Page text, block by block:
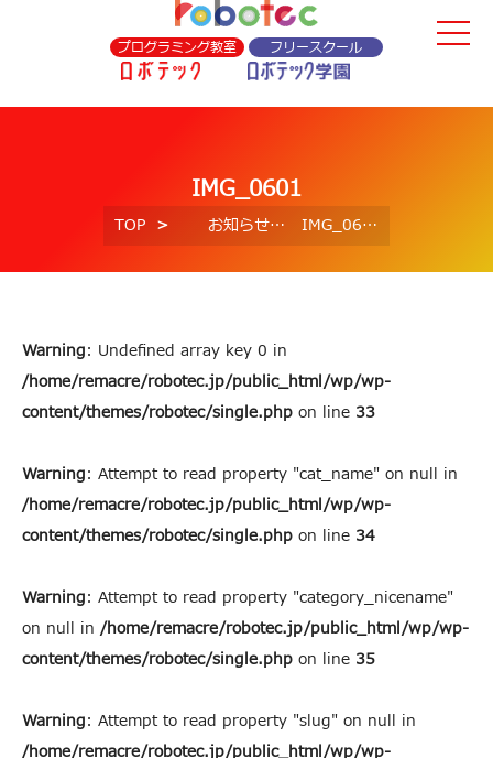
プログラミング教室 フリースクール
IMG_0601
TOP お知らせ IMG_0601
Warning: Undefined array key 0 in
/home/remacre/robotec.jp/public_html/wp/wp-
content/themes/robotec/single.php on line 33
Warning: Attempt to read property "cat_name" on null in
/home/remacre/robotec.jp/public_html/wp/wp-
content/themes/robotec/single.php on line 34
Warning: Attempt to read property "category_nicename"
on null in /home/remacre/robotec.jp/public_html/wp/wp-
content/themes/robotec/single.php on line 35
Warning: Attempt to read property "slug" on null in
/home/remacre/robotec.jp/public_html/wp/wp-